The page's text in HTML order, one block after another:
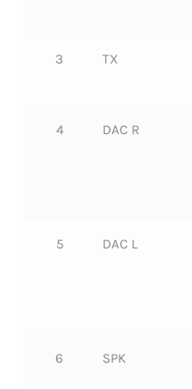
3 TX
4 DAC R
5 DAC L
6 SPK